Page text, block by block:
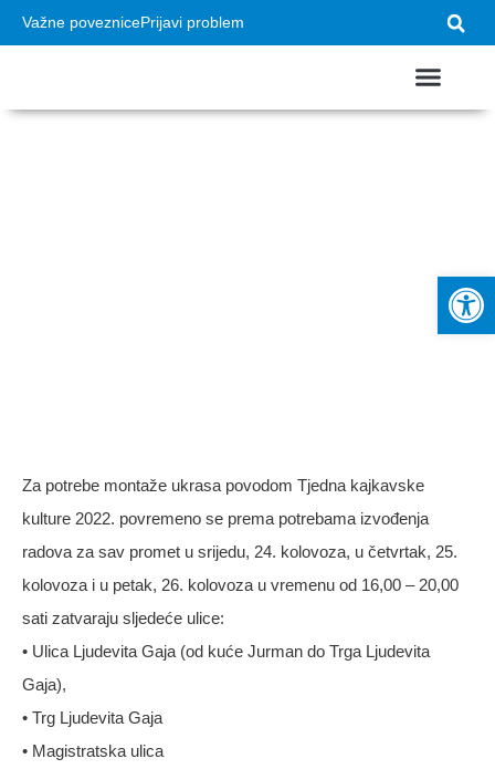
Važne poveznicePrijavi problem
Za potrebe montaže ukrasa povodom Tjedna kajkavske
kulture 2022. povremeno se prema potrebama izvođenja
radova za sav promet u srijedu, 24. kolovoza, u četvrtak, 25.
kolovoza i u petak, 26. kolovoza u vremenu od 16,00 – 20,00
sati zatvaraju sljedeće ulice:
• Ulica Ljudevita Gaja (od kuće Jurman do Trga Ljudevita
Gaja),
• Trg Ljudevita Gaja
• Magistratska ulica